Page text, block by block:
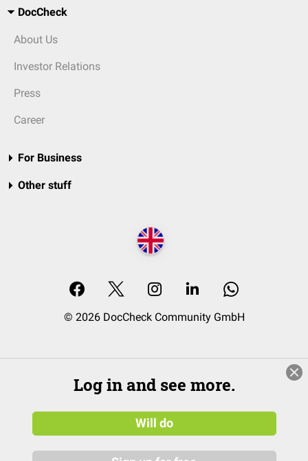
DocCheck
About Us
Investor Relations
Press
Career
For Business
Other stuff
© 2026 DocCheck Community GmbH
Log in and see more.
Will do